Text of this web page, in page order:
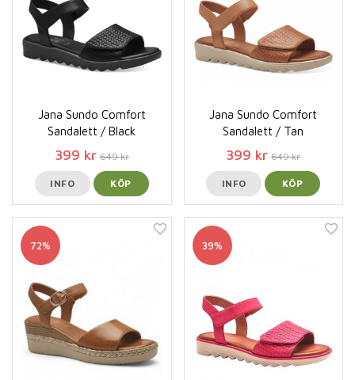
Jana Sundo Comfort
Sandalett / Black
399 kr 649 kr
INFO KÖP
Jana Sundo Comfort
Sandalett / Tan
399 kr 649 kr
INFO KÖP
72% 39%